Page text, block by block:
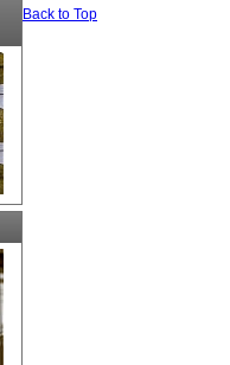
Back to Top